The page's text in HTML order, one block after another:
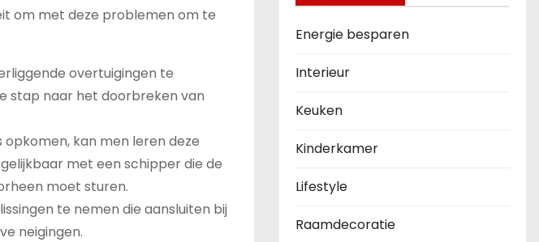
om met deze problemen om te
overtuigingen te
stap naar het doorbreken van
kan men leren deze
met een schipper die de
moet sturen.
te nemen die aansluiten bij
neigingen.
Energie besparen
Interieur
Keuken
Kinderkamer
Lifestyle
Raamdecoratie